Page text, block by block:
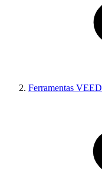
Ferramentas VEED